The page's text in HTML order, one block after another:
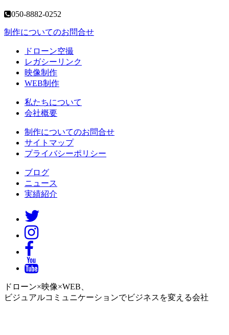
050-8882-0252
制作についてのお問合せ
ドローン空撮
レガシーリンク
映像制作
WEB制作
私たちについて
会社概要
制作についてのお問合せ
サイトマップ
プライバシーポリシー
ブログ
ニュース
実績紹介
ドローン×映像×WEB、
ビジュアルコミュニケーションでビジネスを変える会社